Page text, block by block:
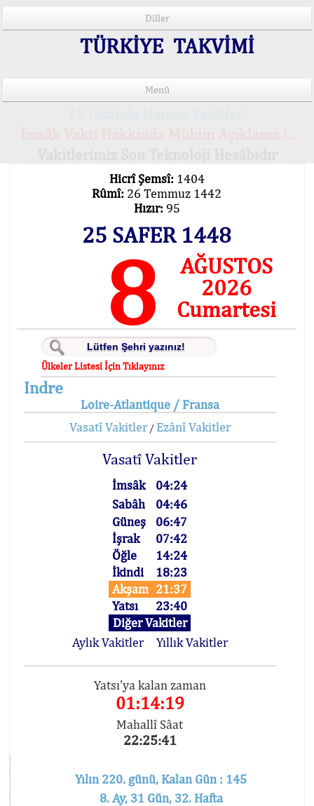
Diller
TÜRKİYE TAKVİMİ
Menü
Hicrî Şemsî: 1404
Rûmî: 26 Temmuz 1442
Hızır: 95
25 SAFER 1448
8
AĞUSTOS
2026
Cumartesi
Ülkeler Listesi İçin Tıklayınız
Indre
Loire-Atlantique / Fransa
Vasatî Vakitler/ Ezânî Vakitler
Vasatî Vakitler
İmsâk
04:24
Sabâh
04:46
Güneş
06:47
İşrak
07:42
Öğle
14:24
İkindi
18:23
Akşam 21:37
Yatsı
23:40
Diğer Vakitler
Aylık Vakitler
Yıllık Vakitler
Yatsı'ya kalan zaman
01:14:18
Mahallî Sâat
22:25:42
Yılın 220. günü, Kalan Gün : 145
8. Ay, 31 Gün, 32. Hafta